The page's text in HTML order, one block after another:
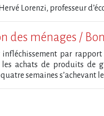
Lorenzi, professeur
des ménages /
infléchissement par
les achats de produits de
semaines s’achevant